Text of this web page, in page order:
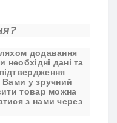
додавання
дані та
у зручний
товар можна
з нами через